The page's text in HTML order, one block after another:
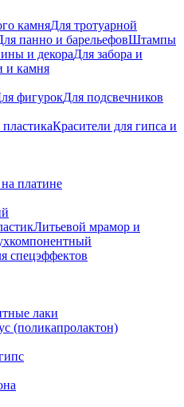
камняДля тротуарной
панно и барельефовШтампы
и декораДля забора и
и камня
фигурокДля подсвечников
Красители для гипса и
платине
Литьевой мрамор и
спецэффектов
лаки
(поликапролактон)